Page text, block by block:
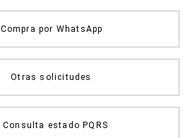
Compra por WhatsApp
Otras solicitudes
Consulta estado PQRS